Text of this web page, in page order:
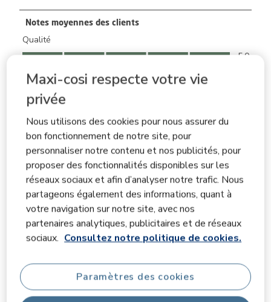
Maxi-cosi respecte votre vie
privée
Nous utilisons des cookies pour nous assurer du
bon fonctionnement de notre site, pour
personnaliser notre contenu et nos publicités, pour
proposer des fonctionnalités disponibles sur les
réseaux sociaux et afin d’analyser notre trafic. Nous
partageons également des informations, quant à
votre navigation sur notre site, avec nos
partenaires analytiques, publicitaires et de réseaux
sociaux. Consultez notre politique de cookies.
Paramètres des cookies
Notes moyennes des clients
Qualité
Qualité, 5.0 sur 5
5.0
Facilité d'utilisation
Facilité d'utilisation, 5.0 sur 5
Confort
Confort, 5.0 sur 5
Filtrer les avis
Zone de recherche de sujet et d'avis
Informations sur la pertinence
Trier par
1– 3 sur 4 avis